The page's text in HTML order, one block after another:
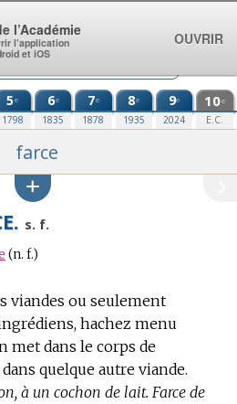
5e
1798
6e
1835
7e
1878
8e
1935
9e
2024
10e
E.C.
farce
s. f.
(n. f.)
viandes ou seulement
hachez menu
met dans le corps de
quelque autre viande.
à un cochon de lait. Farce de
l’Académie
l’application
et iOS
OUVRIR